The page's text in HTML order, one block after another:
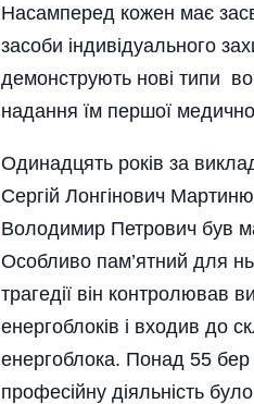
Насамперед кожен має
засоби індиві­дуального
демонструють нові типи
надання їм першої
Одинадцять років за
Сергій Лонгінович
Володимир Петрович був
Особливо пам’ятний для
трагедії він контролював
енергоблоків і входив до
енергоблока. Понад 55
професійну діяльність